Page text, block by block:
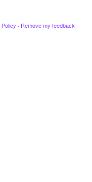
· Remove my feedback